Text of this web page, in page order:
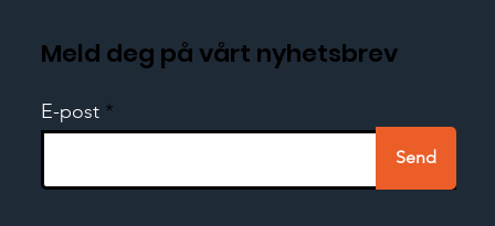
Meld deg på vårt nyhetsbrev
E-post
Send